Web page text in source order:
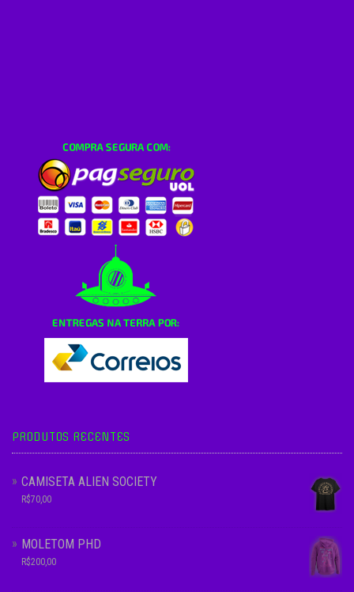
PRODUTOS RECENTES
CAMISETA ALIEN SOCIETY
R$70,00
MOLETOM PHD
R$200,00